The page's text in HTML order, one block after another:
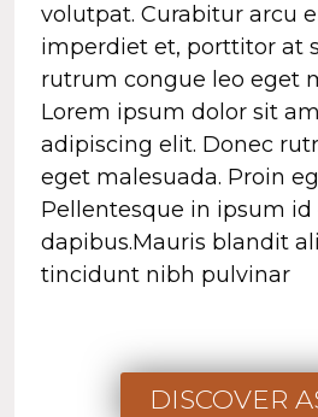
volutpat. Curabitur arcu
imperdiet et, porttitor at
rutrum congue leo eget
Lorem ipsum dolor sit
adipiscing elit. Donec
eget malesuada. Proin
Pellentesque in ipsum id
dapibus.Mauris blandit
tincidunt nibh pulvinar
DISCOVER